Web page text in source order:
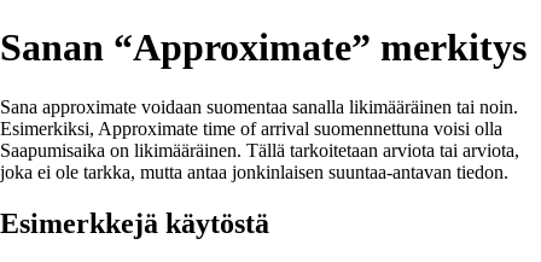
Sanan “Approximate” merkitys
Sana approximate voidaan suomentaa sanalla likimääräinen tai noin.
Esimerkiksi, Approximate time of arrival suomennettuna voisi olla
Saapumisaika on likimääräinen. Tällä tarkoitetaan arviota tai arviota,
joka ei ole tarkka, mutta antaa jonkinlaisen suuntaa-antavan tiedon.
Esimerkkejä käytöstä